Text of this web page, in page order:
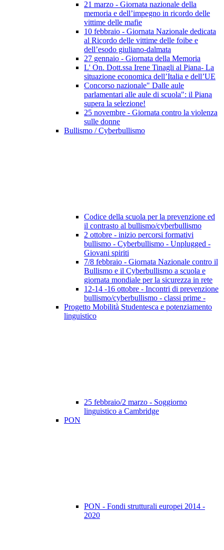
21 marzo - Giornata nazionale della
memoria e dell’impegno in ricordo delle
vittime delle mafie
10 febbraio - Giornata Nazionale dedicata
al Ricordo delle vittime delle foibe e
dell’esodo giuliano-dalmata
27 gennaio - Giornata della Memoria
L' On. Dott.ssa Irene Tinagli al Piana- La
situazione economica dell’Italia e dell’UE
Concorso nazionale" Dalle aule
parlamentari alle aule di scuola": il Piana
supera la selezione!
25 novembre - Giornata contro la violenza
sulle donne
Bullismo / Cyberbullismo
Codice della scuola per la prevenzione ed
il contrasto al bullismo/cyberbullismo
2 ottobre - inizio percorsi formativi
bullismo - Cyberbullismo - Unplugged -
Giovani spiriti
7/8 febbraio - Giornata Nazionale contro il
Bullismo e il Cyberbullismo a scuola e
giornata mondiale per la sicurezza in rete
12-14 -16 ottobre - Incontri di prevenzione
bullismo/cyberbullismo - classi prime -
Progetto Mobilità Studentesca e potenziamento
linguistico
25 febbraio/2 marzo - Soggiorno
linguistico a Cambridge
PON
PON - Fondi strutturali europei 2014 -
2020